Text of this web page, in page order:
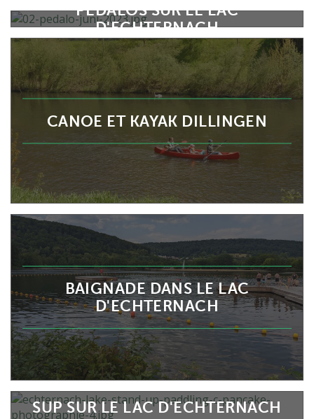
PÉDALOS SUR LE LAC
D'ECHTERNACH
CANOE ET KAYAK DILLINGEN
BAIGNADE DANS LE LAC
D'ECHTERNACH
SUP SUR LE LAC D'ECHTERNACH